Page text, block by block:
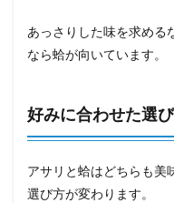
あっさりした味を求める
なら蛤が向いています。
好みに合わせた選
アサリと蛤はどちらも美
選び方が変わります。